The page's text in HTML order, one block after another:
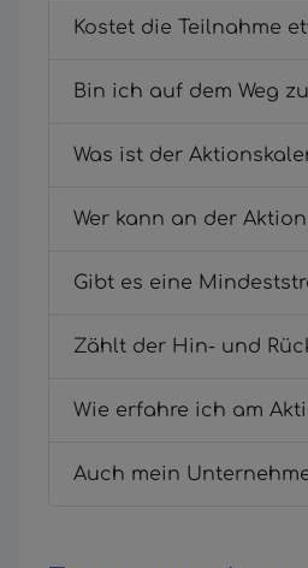
Kostet die Teilnahme
Bin ich auf dem Weg
Wer kann an der
Gibt es eine
Zählt der Hin- und
Wie erfahre ich am